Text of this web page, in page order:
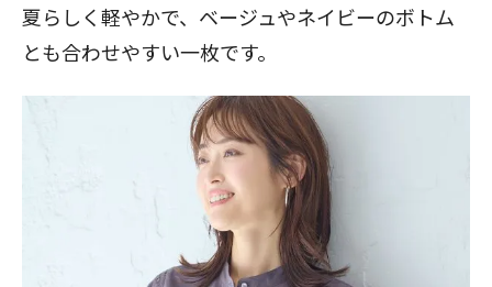
夏らしく軽やかで、ベージュやネイビーのボトム
とも合わせやすい一枚です。